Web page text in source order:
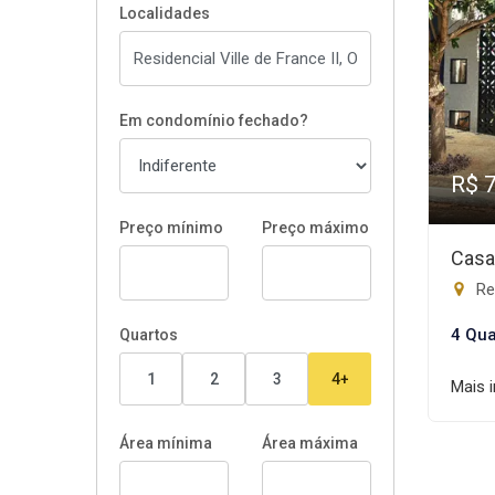
Localidades
Em condomínio fechado?
Preço mínimo Preço máximo
Quartos
1 2 3 4+
Área mínima Área máxima
R$
4
Mais